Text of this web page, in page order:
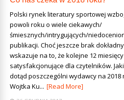
Polski rynek literatury sportowej
powoli roku o wiele ciekawych/
śmiesznych/intrygujących/
publikacji. Choć jeszcze brak
wskazuje na to, że kolejne 12
satysfakcjonujące dla czytelników.
dotąd poszczególni wydawcy na
Wojtka Ku... [Read More]